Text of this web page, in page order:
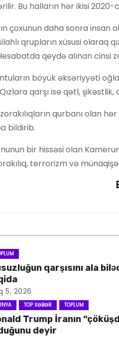
Bu halların hər ikisi 2020-
çoxunun daha sonra
qrupların xüsusi olaraq
qeydə alınan cinsi
böyük əksəriyyəti
Qızlara qarşı isə qətl,
qurbanı olan
bildirib.
bir hissəsi olan
terrorizm və
qarşısını ala
5, 2026
TOP XƏBƏR TOPLUM
Trump İranın
deyir